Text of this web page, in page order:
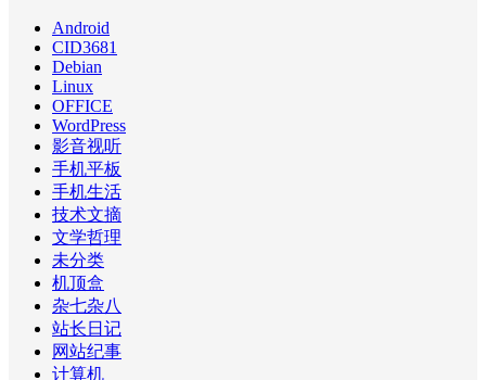
Android
CID3681
Debian
Linux
OFFICE
WordPress
影音视听
手机平板
手机生活
技术文摘
文学哲理
未分类
机顶盒
杂七杂八
站长日记
网站纪事
计算机